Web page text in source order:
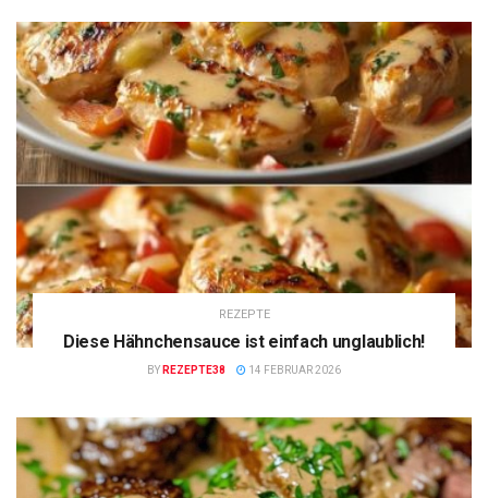
REZEPTE
Diese Hähnchensauce ist einfach unglaublich!
BY REZEPTE38 14 FEBRUAR 2026